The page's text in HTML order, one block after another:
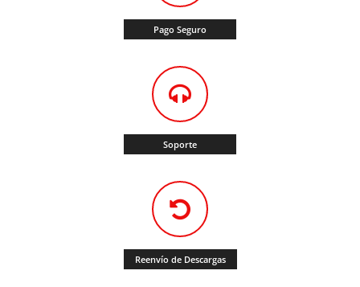
Pago Seguro
Soporte
Reenvío de Descargas